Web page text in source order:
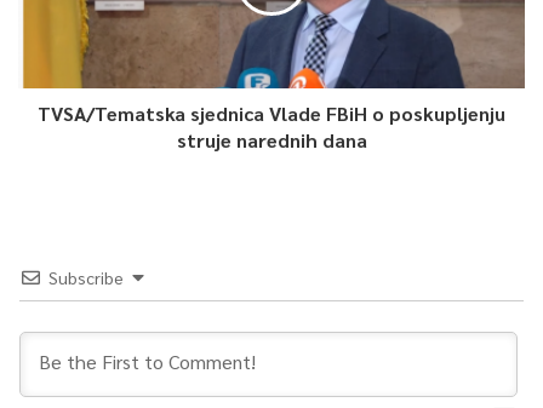
TVSA/Tematska sjednica Vlade FBiH o poskupljenju
struje narednih dana
Subscribe